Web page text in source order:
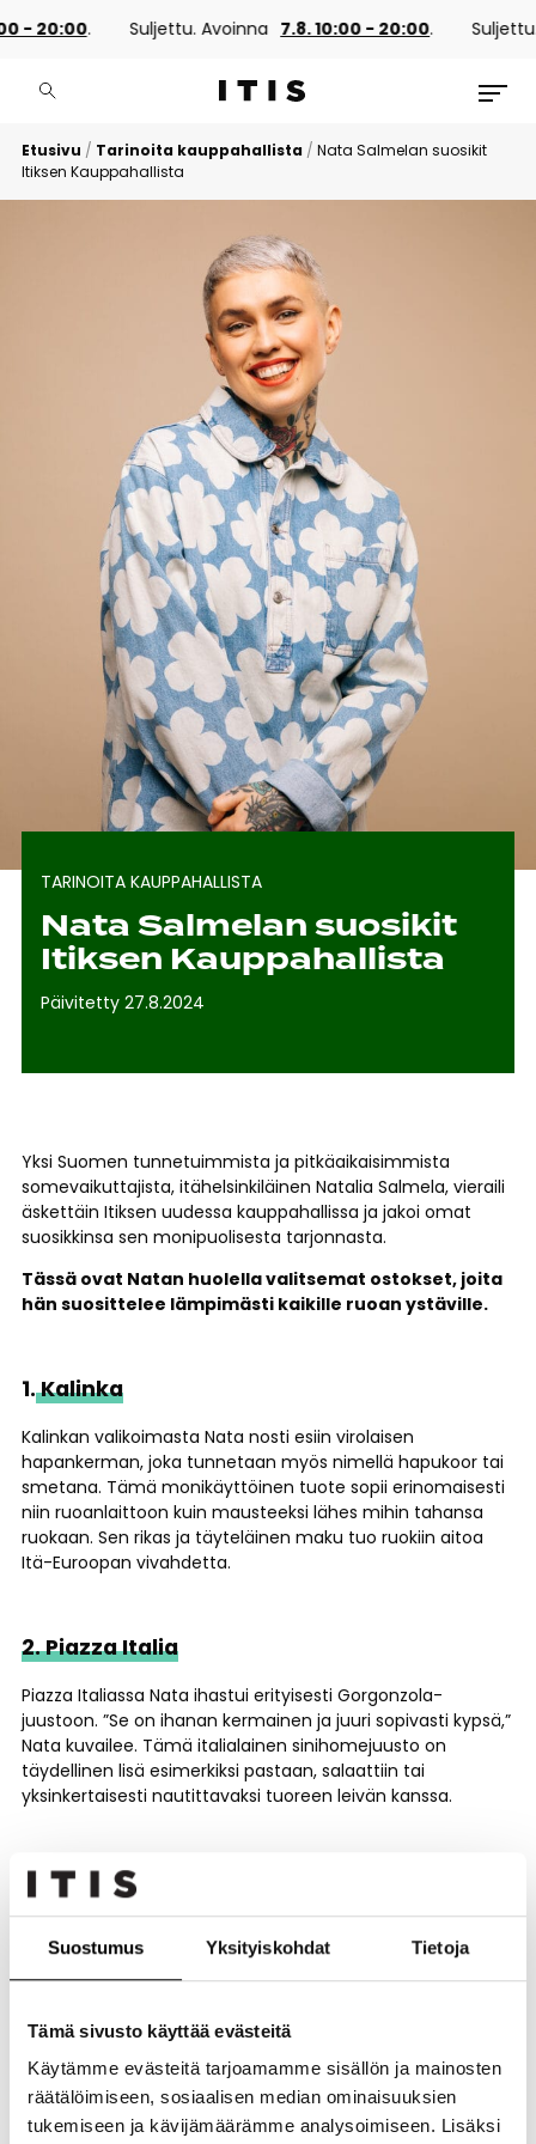
Suostumus Yksityiskohdat Tietoja
Tämä sivusto käyttää evästeitä
Käytämme evästeitä tarjoamamme sisällön ja mainosten
räätälöimiseen, sosiaalisen median ominaisuuksien
tukemiseen ja kävijämäärämme analysoimiseen. Lisäksi
- 20:00. Suljettu. Avoinna 7.8. 10:00 - 20:00. Suljettu.
Etusivu / Tarinoita kauppahallista / Nata Salmelan suosikit
Itiksen Kauppahallista
Nata Salmelan suosikit
Itiksen Kauppahallista
TARINOITA KAUPPAHALLISTA
Päivitetty 27.8.2024
Yksi Suomen tunnetuimmista ja pitkäaikaisimmista
somevaikuttajista, itähelsinkiläinen Natalia Salmela, vieraili
äskettäin Itiksen uudessa kauppahallissa ja jakoi omat
suosikkinsa sen monipuolisesta tarjonnasta.
Tässä ovat Natan huolella valitsemat ostokset, joita
hän suosittelee lämpimästi kaikille ruoan ystäville.
1.Kalinka
Kalinkan valikoimasta Nata nosti esiin virolaisen
hapankerman, joka tunnetaan myös nimellä hapukoor tai
smetana. Tämä monikäyttöinen tuote sopii erinomaisesti
niin ruoanlaittoon kuin mausteeksi lähes mihin tahansa
ruokaan. Sen rikas ja täyteläinen maku tuo ruokiin aitoa
Itä-Euroopan vivahdetta.
2. Piazza Italia
Piazza Italiassa Nata ihastui erityisesti Gorgonzola-
juustoon. ”Se on ihanan kermainen ja juuri sopivasti kypsä,”
Nata kuvailee. Tämä italialainen sinihomejuusto on
täydellinen lisä esimerkiksi pastaan, salaattiin tai
yksinkertaisesti nautittavaksi tuoreen leivän kanssa.
3. Ekström Seafood
suositukseen ja valitsi päivän kalan. Vaihtoehtoina olivat
muun muassa tuore makrilli, kultaotsa-ahven sekä
tuoreutta ja asiantuntevia neuvoja, joiden avulla oikean